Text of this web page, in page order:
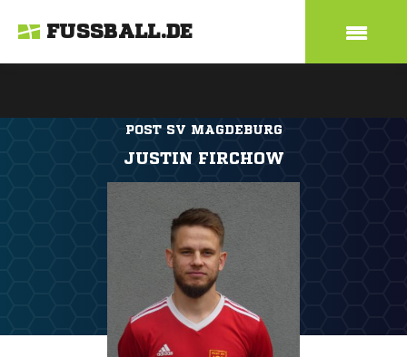
FUSSBALL.DE
POST SV MAGDEBURG
JUSTIN FIRCHOW